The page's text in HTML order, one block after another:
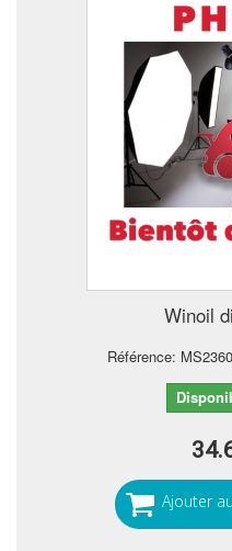
Winoil
Référence:
Ajouter